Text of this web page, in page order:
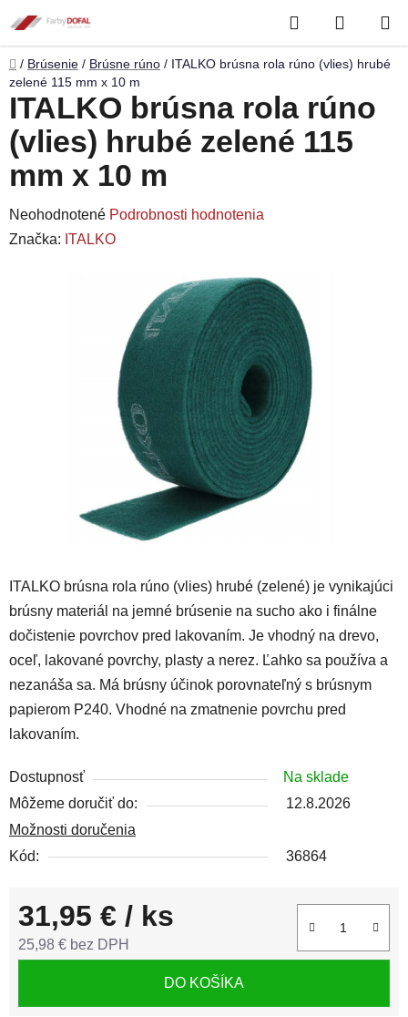
na
obsah
Hľadať
KOŠÍK
Domov
/ Brúsenie / Brúsne rúno / ITALKO brúsna rola rúno (vlies) hrubé
zelené 115 mm x 10 m
ITALKO brúsna rola rúno (vlies) hrubé (zelené) je vynikajúci
brúsny materiál na jemné brúsenie na sucho ako i finálne
dočistenie povrchov pred lakovaním. Je vhodný na drevo,
oceľ, lakované povrchy, plasty a nerez. Ľahko sa používa a
nezanáša sa. Má brúsny účinok porovnateľný s brúsnym
papierom P240. Vhodné na zmatnenie povrchu pred
lakovaním.
Dostupnosť
Na sklade
Môžeme doručiť do:
12.8.2026
Možnosti doručenia
Kód:
36864
31,95 € / ks
25,98 € bez DPH
DO KOŠÍKA
ITALKO brúsna rola rúno
(vlies) hrubé zelené 115
mm x 10 m
Priemerné
hodnotenie
Neohodnotené Podrobnosti hodnotenia
Značka: ITALKO